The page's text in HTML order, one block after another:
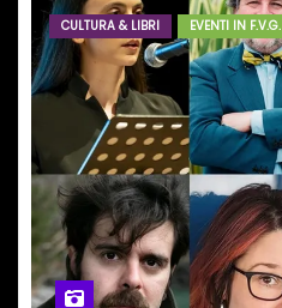
CULTURA & LIBRI EVENTI IN F.V.G.